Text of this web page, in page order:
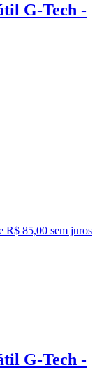
G-Tech -
R$ 85,00 sem juros
G-Tech -